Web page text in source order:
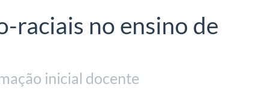
raciais no ensino de
inicial docente